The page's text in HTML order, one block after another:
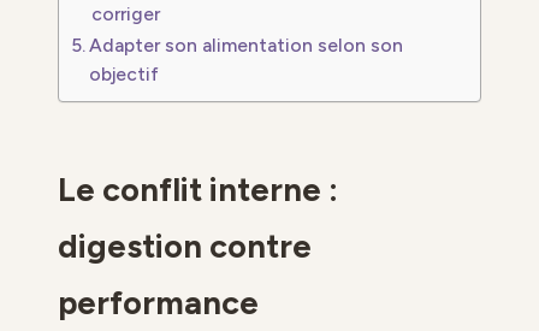
corriger
Adapter son alimentation selon son
objectif
Le conflit interne :
digestion contre
performance